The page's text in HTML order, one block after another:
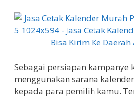
Sebagai persiapan kampanye
menggunakan sarana
kepada para pemilih kamu.